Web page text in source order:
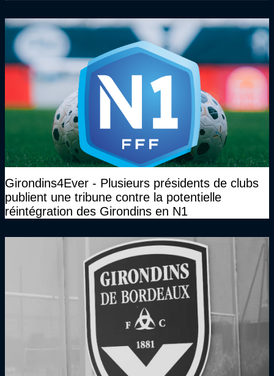
Girondins4Ever - Plusieurs présidents de clubs
publient une tribune contre la potentielle
réintégration des Girondins en N1